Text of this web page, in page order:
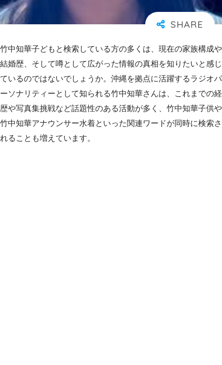
竹中知華子どもと検索している方の多くは、現在の家族構成や
結婚歴、そして噂として広がった情報の真相を知りたいと感じ
ているのではないでしょうか。沖縄を拠点に活躍するラジオパ
ーソナリティーとして知られる竹中知華さんは、これまでの経
歴や写真集挑戦など話題性のある活動が多く、竹中知華子供や
竹中知華アナウンサー水着といった関連ワードが同時に検索さ
れることも増えています。